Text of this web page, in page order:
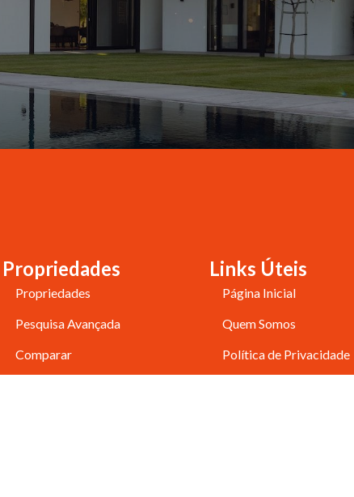
Propriedades
Propriedades
Pesquisa Avançada
Comparar
Links Úteis
Página Inicial
Quem Somos
Política de Privacidade